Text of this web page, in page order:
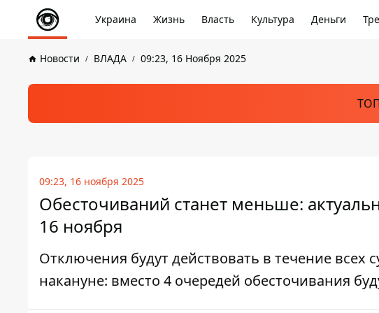
Украина Жизнь Власть Культура Деньги
Новости ВЛАДА 09:23, 16 Ноября 2025
09:23, 16 ноября 2025
Обесточиваний станет меньше:
16 ноября
Отключения будут действовать в течение всех
накануне: вместо 4 очередей обесточивания